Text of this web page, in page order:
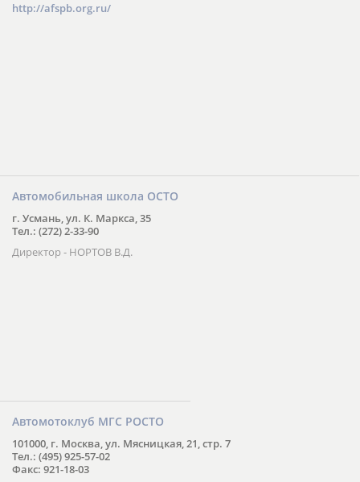
http://afspb.org.ru/
Автомобильная школа ОСТО
г. Усмань, ул. К. Маркса, 35
Тел.: (272) 2-33-90
Директор - НОРТОВ В.Д.
Автомотоклуб МГС РОСТО
101000, г. Москва, ул. Мясницкая, 21, стр. 7
Тел.: (495) 925-57-02
Факс: 921-18-03